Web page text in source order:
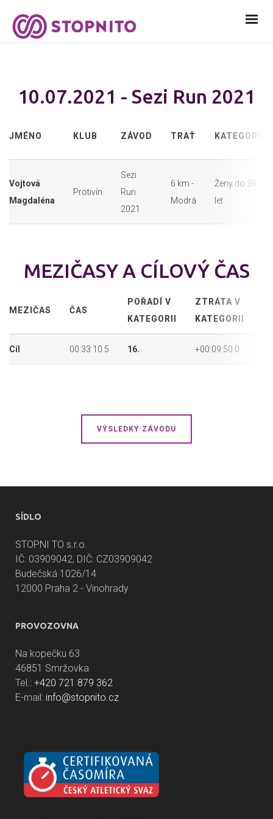
10.07.2021 - Sezi Run 2021
JMÉNO KLUB ZÁVOD TRAŤ KATEGORIE
Vojtová
Magdaléna
Protivín
Sezi
Run
2021
6 km -
Modrá
Ženy do 39
let
MEZIČASY A CÍLOVÝ ČAS
MEZIČAS ČAS
POŘADÍ V
KATEGORII
ZTRÁTA V
KATEGORII
Cíl 00:33:10.5 16. +00:09:50.0
VÝSLEDKY ZÁVODU
SÍDLO
STOPNI TO s.r.o.
IČ: 03909042, DIČ: CZ03909042
Budečská 1026/14
12000 Praha 2 - Vinohrady
PROVOZOVNA
Na kopečku 63
46851 Smržovka
Tel.: +420 721 879 362
E-mail: info@stopnito.cz